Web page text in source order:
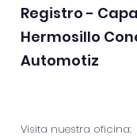
Registro -
Hermosillo
Automotiz
Visita nuestra oficina: